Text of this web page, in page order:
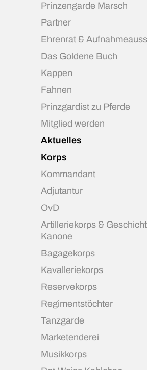
Prinzengarde Marsch
Partner
Ehrenrat &
Das Goldene Buch
Kappen
Fahnen
Prinzgardist zu Pferde
Mitglied werden
Aktuelles
Korps
Kommandant
Adjutantur
OvD
Artilleriekorps &
Kanone
Bagagekorps
Kavalleriekorps
Reservekorps
Regimentstöchter
Tanzgarde
Marketenderei
Musikkorps